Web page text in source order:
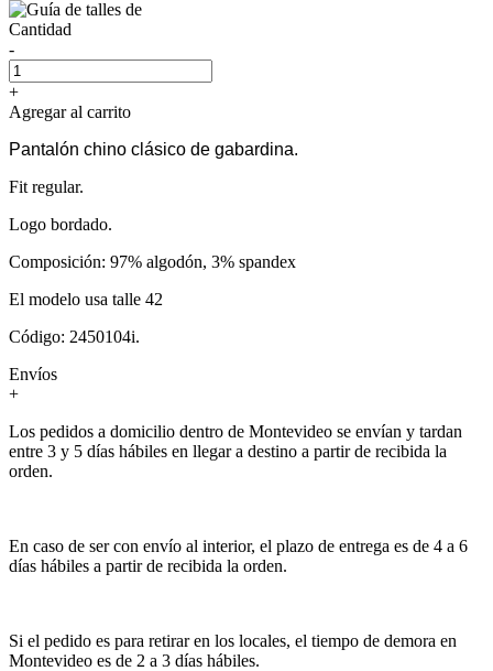
Cantidad
-
+
Agregar al carrito
Pantalón chino clásico de gabardina.
Fit regular.
Logo bordado.
Composición: 97% algodón, 3% spandex
El modelo usa talle 42
Código: 2450104i.
Envíos
+
Los pedidos a domicilio dentro de Montevideo se envían y tardan
entre 3 y 5 días hábiles en llegar a destino a partir de recibida la
orden.
En caso de ser con envío al interior, el plazo de entrega es de 4 a 6
días hábiles a partir de recibida la orden.
Si el pedido es para retirar en los locales, el tiempo de demora en
Montevideo es de 2 a 3 días hábiles.